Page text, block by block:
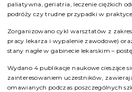
paliatywna, geriatria, leczenie ciężkich
podróży czy trudne przypadki w
Zorganizowano cykl warsztatów z
pracy lekarza i wypalenie zawodowe)
stany nagłe w gabinecie lekarskim –
Wydano 4 publikacje naukowe cieszące
zainteresowaniem uczestników,
omawianych podczas poszczególnych